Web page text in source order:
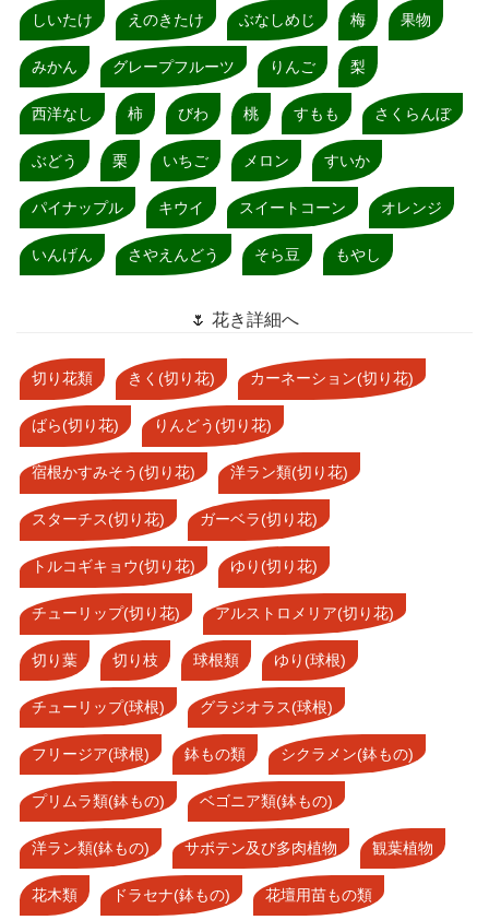
しいたけ えのきたけ ぶなしめじ 梅 果物
みかん グレープフルーツ りんご 梨
西洋なし 柿 びわ 桃 すもも さくらんぼ
ぶどう 栗 いちご メロン すいか
パイナップル キウイ スイートコーン オレンジ
いんげん さやえんどう そら豆 もやし
🌷 花き詳細へ
切り花類 きく(切り花) カーネーション(切り花)
ばら(切り花) りんどう(切り花)
宿根かすみそう(切り花) 洋ラン類(切り花)
スターチス(切り花) ガーベラ(切り花)
トルコギキョウ(切り花) ゆり(切り花)
チューリップ(切り花) アルストロメリア(切り花)
切り葉 切り枝 球根類 ゆり(球根)
チューリップ(球根) グラジオラス(球根)
フリージア(球根) 鉢もの類 シクラメン(鉢もの)
プリムラ類(鉢もの) ベゴニア類(鉢もの)
洋ラン類(鉢もの) サボテン及び多肉植物 観葉植物
花木類 ドラセナ(鉢もの) 花壇用苗もの類